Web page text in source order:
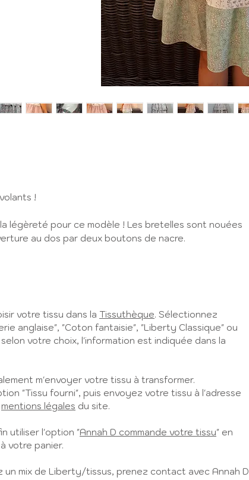
!
légèreté pour ce modèle ! Les bretelles sont nouées
au dos par deux boutons de nacre.
votre tissu dans la Tissuthèque. Sélectionnez
anglaise", "Coton fantaisie", "Liberty Classique" ou
votre choix, l'information est indiquée dans la
m'envoyer votre tissu à transformer.
"Tissu fourni", puis envoyez votre tissu à l'adresse
mentions légales du site.
utiliser l'option "Annah D commande votre tissu" en
votre panier.
un mix de Liberty/tissus, prenez contact avec Annah D